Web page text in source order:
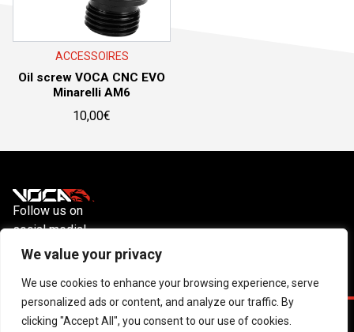
We value your privacy
We use cookies to enhance your browsing experience, serve
personalized ads or content, and analyze our traffic. By
clicking "Accept All", you consent to our use of cookies.
ACCESSOIRES
Oil screw VOCA CNC EVO
Minarelli AM6
10,00€
Follow us on
social media!
Instagram
YouTube
Facebook